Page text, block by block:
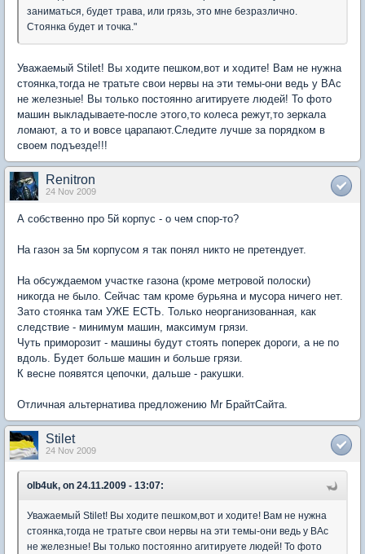
заниматься, будет трава, или грязь, это мне безразлично.
Стоянка будет и точка."
Уважаемый Stilet! Вы ходите пешком,вот и ходите! Вам не нужна
стоянка,тогда не тратьте свои нервы на эти темы-они ведь у ВАс
не железные! Вы только постоянно агитируете людей! То фото
машин выкладываете-после этого,то колеса режут,то зеркала
ломают, а то и вовсе царапают.Следите лучше за порядком в
своем подъезде!!!
Renitron
24 Nov 2009
А собственно про 5й корпус - о чем спор-то?
На газон за 5м корпусом я так понял никто не претендует.
На обсуждаемом участке газона (кроме метровой полоски)
никогда не было. Сейчас там кроме бурьяна и мусора ничего нет.
Зато стоянка там УЖЕ ЕСТЬ. Только неорганизованная, как
следствие - минимум машин, максимум грязи.
Чуть приморозит - машины будут стоять поперек дороги, а не по
вдоль. Будет больше машин и больше грязи.
К весне появятся цепочки, дальше - ракушки.
Отличная альтернатива предложению Mr БрайтСайта.
Stilet
24 Nov 2009
olb4uk, on 24.11.2009 - 13:07:
Уважаемый Stilet! Вы ходите пешком,вот и ходите! Вам не нужна
стоянка,тогда не тратьте свои нервы на эти темы-они ведь у ВАс
не железные! Вы только постоянно агитируете людей! То фото